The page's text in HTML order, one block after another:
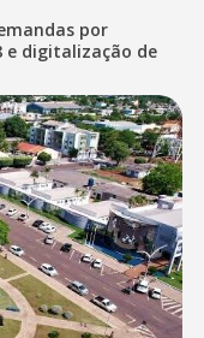
por
e digitalização de